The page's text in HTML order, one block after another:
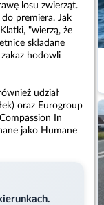
losu zwierząt.
premiera. Jak
"wierzą, że
składane
hodowli
udział
oraz Eurogroup
In
jako Humane